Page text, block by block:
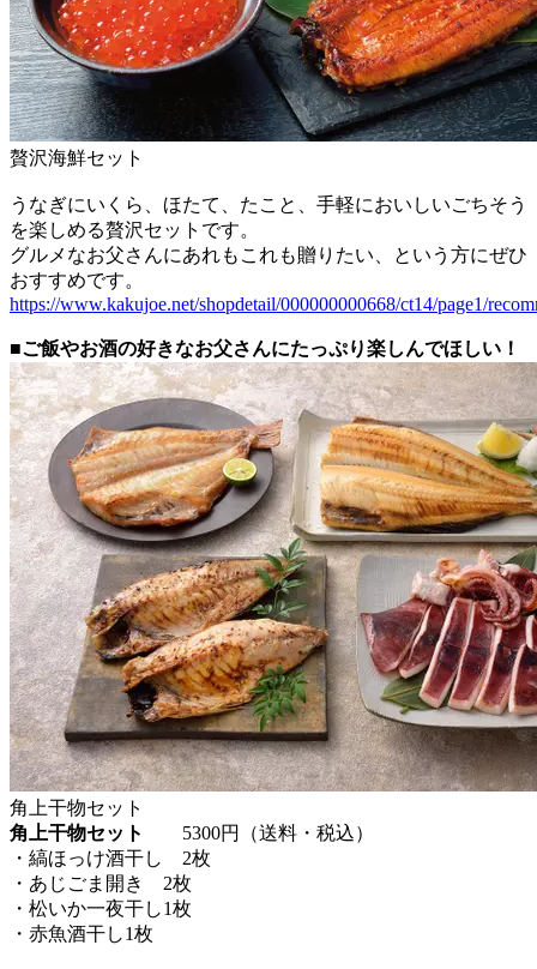
贅沢海鮮セット
うなぎにいくら、ほたて、たこと、手軽においしいごちそう
を楽しめる贅沢セットです。
グルメなお父さんにあれもこれも贈りたい、という方にぜひ
おすすめです。
https://www.kakujoe.net/shopdetail/000000000668/ct14/page1/
■ご飯やお酒の好きなお父さんにたっぷり楽しんでほしい！
角上干物セット
角上干物セット
5300円（送料・税込）
・縞ほっけ酒干し 2枚
・あじごま開き 2枚
・松いか一夜干し1枚
・赤魚酒干し1枚